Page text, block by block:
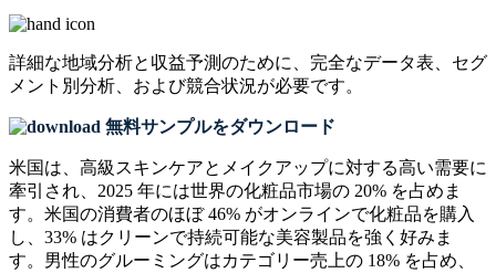
詳細な地域分析と収益予測のために、 完全なデータ表、セグ
メント別分析、および競合状況が必要です。
無料サンプルをダウンロード
米国は、高級スキンケアとメイクアップに対する高い需要に
牽引され、2025 年には世界の化粧品市場の 20% を占めま
す。米国の消費者のほぼ 46% がオンラインで化粧品を購入
し、33% はクリーンで持続可能な美容製品を強く好みま
す。男性のグルーミングはカテゴリー売上の 18% を占め、